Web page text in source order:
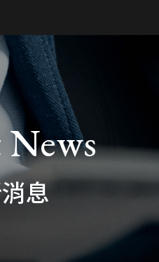
務
式服務
息